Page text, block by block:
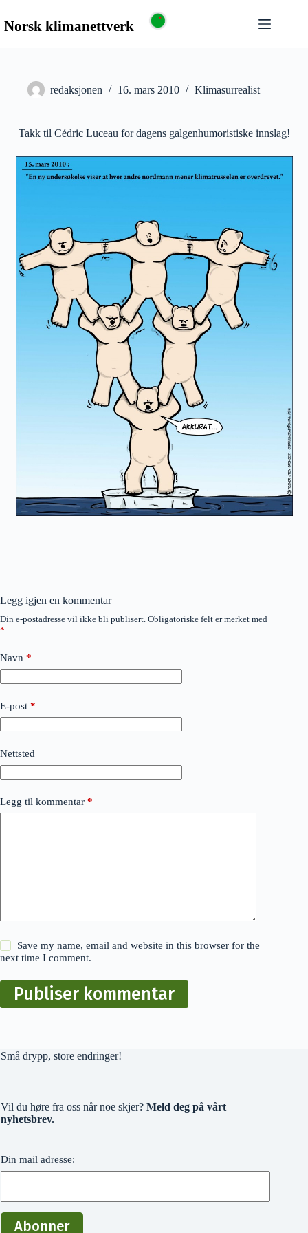
redaksjonen 16. mars 2010 Klimasurrealist
Takk til Cédric Luceau for dagens galgenhumoristiske innslag!
Legg igjen en kommentar
Din e-postadresse vil ikke bli publisert. Obligatoriske felt er merket med
*
Navn *
E-post *
Nettsted
Legg til kommentar *
Save my name, email and website in this browser for the
next time I comment.
Publiser kommentar
Små drypp, store endringer!
Vil du høre fra oss når noe skjer? Meld deg på vårt
nyhetsbrev.
Din mail adresse: